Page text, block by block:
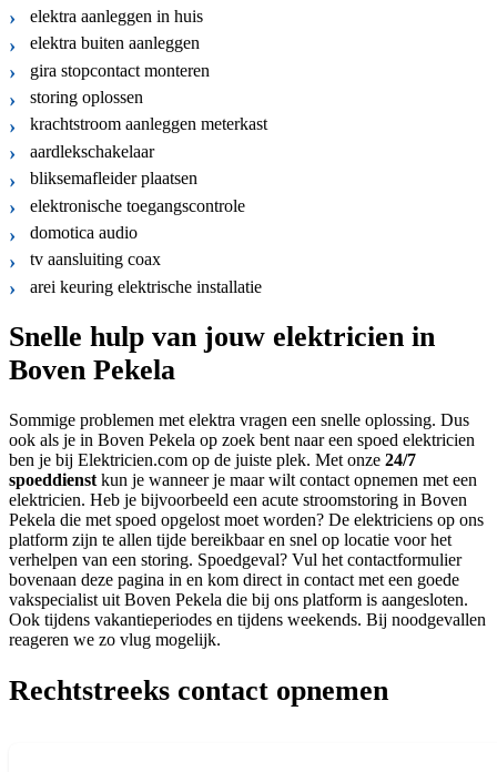
elektra aanleggen in huis
elektra buiten aanleggen
gira stopcontact monteren
storing oplossen
krachtstroom aanleggen meterkast
aardlekschakelaar
bliksemafleider plaatsen
elektronische toegangscontrole
domotica audio
tv aansluiting coax
arei keuring elektrische installatie
Snelle hulp van jouw elektricien in
Boven Pekela
Sommige problemen met elektra vragen een snelle oplossing. Dus
ook als je in Boven Pekela op zoek bent naar een spoed elektricien
ben je bij Elektricien.com op de juiste plek. Met onze 24/7
spoeddienst kun je wanneer je maar wilt contact opnemen met een
elektricien. Heb je bijvoorbeeld een acute stroomstoring in Boven
Pekela die met spoed opgelost moet worden? De elektriciens op ons
platform zijn te allen tijde bereikbaar en snel op locatie voor het
verhelpen van een storing. Spoedgeval? Vul het contactformulier
bovenaan deze pagina in en kom direct in contact met een goede
vakspecialist uit Boven Pekela die bij ons platform is aangesloten.
Ook tijdens vakantieperiodes en tijdens weekends. Bij noodgevallen
reageren we zo vlug mogelijk.
Rechtstreeks contact opnemen